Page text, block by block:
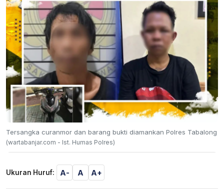
Tersangka curanmor dan barang bukti diamankan Polres Tabalong
(wartabanjar.com - Ist. Humas Polres)
Ukuran Huruf: A- A A+